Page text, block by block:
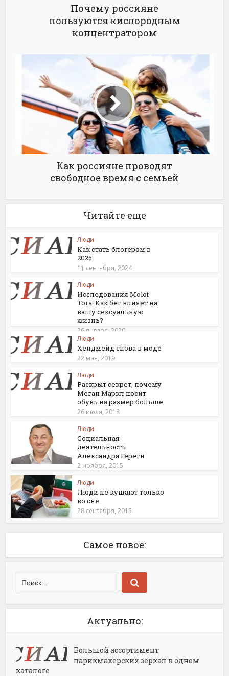
Почему россияне
пользуются кислородным
концентратором
Как россияне проводят
свободное время с семьей
Читайте еще
Люди
Как стать блогером в
2025
11 сентября, 2024
Люди
Исследования Molot
Tora. Как бег влияет на
вашу сексуальную
жизнь?
26 января, 2020
Люди
Хендмейд снова в моде
22 мая, 2019
Люди
Раскрыт секрет, почему
Меган Маркл носит
обувь на размер больше
26 июля, 2018
Люди
Социальная
деятельность
Александра Гереги
2 ноября, 2015
Люди
Люди не кушают только
во сне
28 сентября, 2015
Самое новое:
Актуально:
Большой ассортимент
парикмахерских зеркал в одном
каталоге